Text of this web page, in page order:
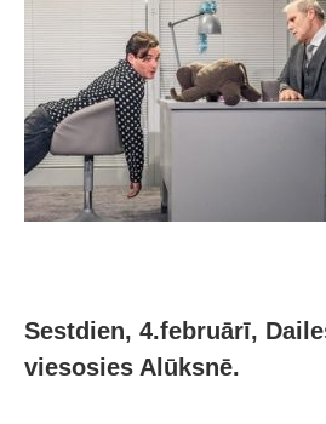
Sestdien, 4.februārī,
viesosies Alūksnē.